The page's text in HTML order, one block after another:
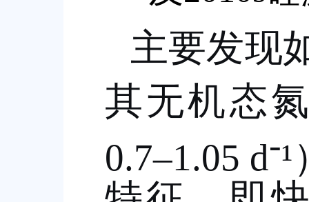
主要发现
其无机态
0.7–1.05 d-¹